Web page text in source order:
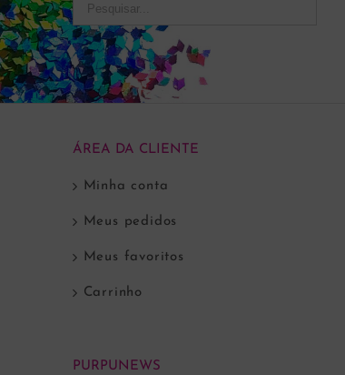
ÁREA DA CLIENTE
Minha conta
Meus pedidos
Meus favoritos
Carrinho
PURPUNEWS